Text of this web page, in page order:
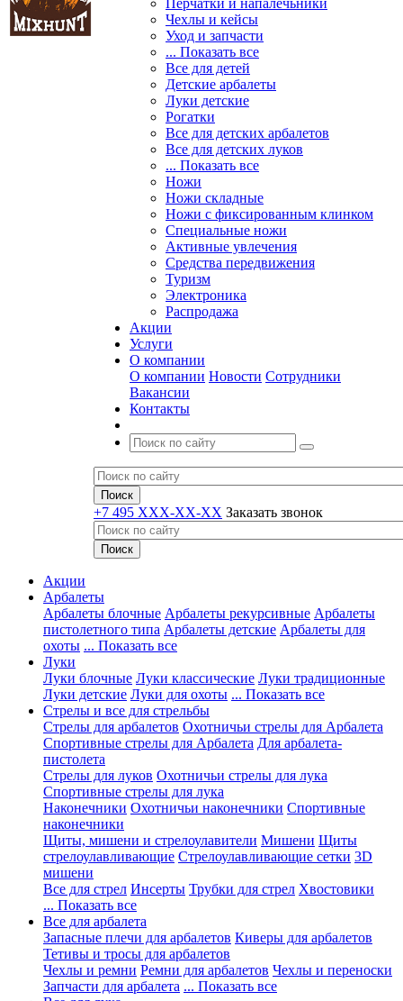
Перчатки и напалечьники
Чехлы и кейсы
Уход и запчасти
... Показать все
Все для детей
Детские арбалеты
Луки детские
Рогатки
Все для детских арбалетов
Все для детских луков
... Показать все
Ножи
Ножи складные
Ножи с фиксированным клинком
Специальные ножи
Активные увлечения
Средства передвижения
Туризм
Электроника
Распродажа
Акции
Услуги
О компании
О компании Новости Сотрудники
Вакансии
Контакты
+7 495 XXX-XX-XX Заказать звонок
Акции
Арбалеты
Арбалеты блочные Арбалеты рекурсивные Арбалеты
пистолетного типа Арбалеты детские Арбалеты для
охоты ... Показать все
Луки
Луки блочные Луки классические Луки традиционные
Луки детские Луки для охоты ... Показать все
Стрелы и все для стрельбы
Стрелы для арбалетов Охотничьи стрелы для Арбалета
Спортивные стрелы для Арбалета Для арбалета-
пистолета
Стрелы для луков Охотничьи стрелы для лука
Спортивные стрелы для лука
Наконечники Охотничьи наконечники Спортивные
наконечники
Щиты, мишени и стрелоулавители Мишени Щиты
стрелоулавливающие Стрелоулавливающие сетки 3D
мишени
Все для стрел Инсерты Трубки для стрел Хвостовики
... Показать все
Все для арбалета
Запасные плечи для арбалетов Киверы для арбалетов
Тетивы и тросы для арбалетов
Чехлы и ремни Ремни для арбалетов Чехлы и переноски
Запчасти для арбалета ... Показать все